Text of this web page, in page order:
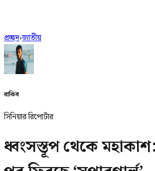
প্রচ্ছদ›জাতীয়
রাকিব
সিনিয়ার রিপোর্টার
ধ্বংসস্তূপ থেকে